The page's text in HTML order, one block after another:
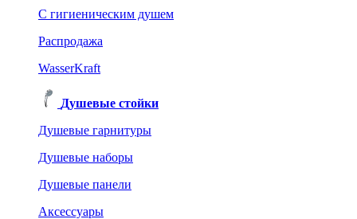
C гигиеническим душем
Распродажа
WasserKraft
Душевые стойки
Душевые гарнитуры
Душевые наборы
Душевые панели
Аксессуары